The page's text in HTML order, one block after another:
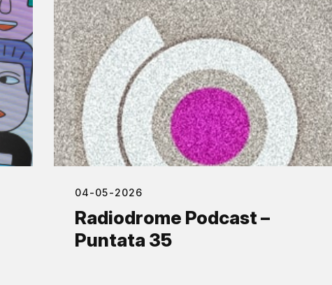
04-05-2026
Radiodrome Podcast –
Puntata 35